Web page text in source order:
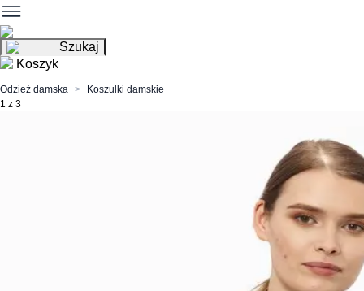
Szukaj
Koszyk
Odzież damska
Koszulki damskie
1 z 3